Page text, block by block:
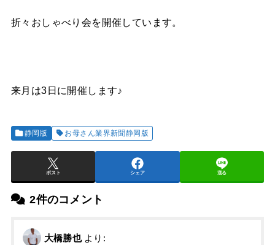
折々おしゃべり会を開催しています。
来月は3日に開催します♪
静岡版 お母さん業界新聞静岡版
ポスト シェア 送る
2件のコメント
大橋勝也 より: